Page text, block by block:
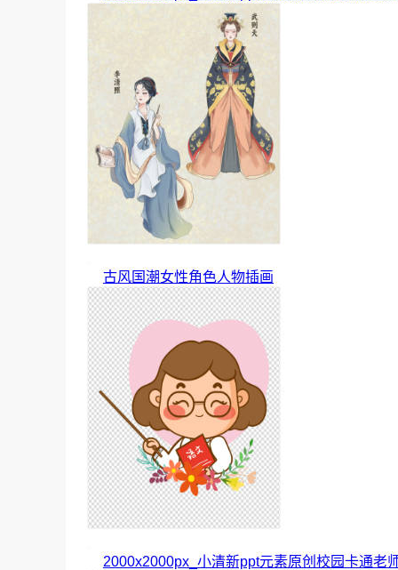
古风国潮女性角色人物插画
2000x2000px_小清新ppt元素原创校园卡通老